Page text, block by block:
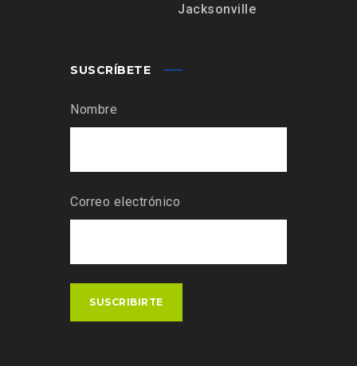
Jacksonville
SUSCRÍBETE
Nombre
Correo electrónico
SUSCRIBIRTE